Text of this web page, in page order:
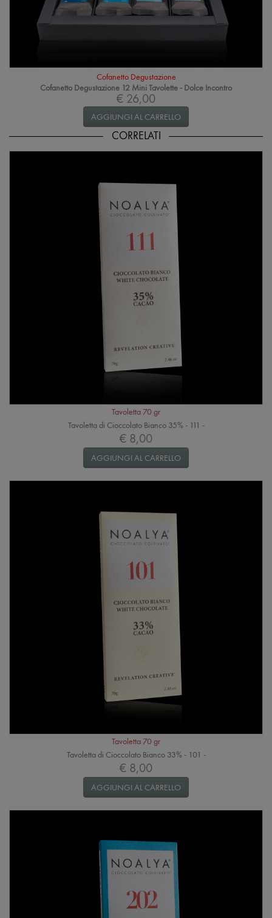
Cofanetto Degustazione
Cofanetto Degustazione 12 Mini Tavolette - Dolce Incontro
€ 26,00
AGGIUNGI AL CARRELLO
Tavoletta 70 gr
Tavoletta di Cioccolato Bianco 35% - 111 -
€ 8,00
AGGIUNGI AL CARRELLO
Tavoletta 70 gr
Tavoletta di Cioccolato Bianco 33% - 101 -
€ 8,00
AGGIUNGI AL CARRELLO